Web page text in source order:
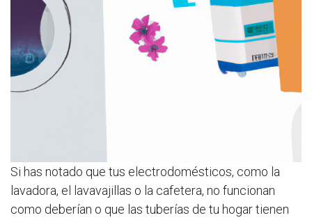
Si has notado que tus electrodomésticos, como la
lavadora, el lavavajillas o la cafetera, no funcionan
como deberían o que las tuberías de tu hogar tienen